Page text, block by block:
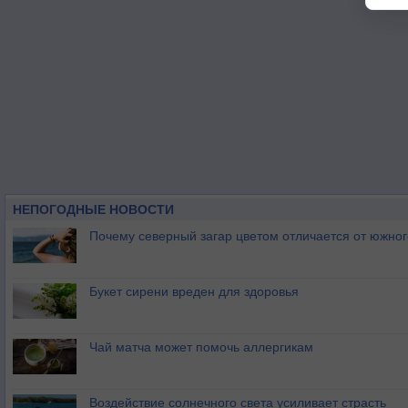
НЕПОГОДНЫЕ НОВОСТИ
Почему северный загар цветом отличается от
Букет сирени вреден для здоровья
Чай матча может помочь аллергикам
Воздействие солнечного света усиливает страсть